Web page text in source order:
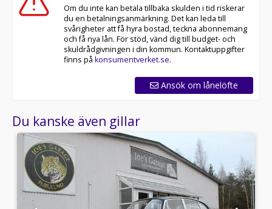
Om du inte kan betala tillbaka skulden i tid riskerar
du en betalningsanmärkning. Det kan leda till
svårigheter att få hyra bostad, teckna abonnemang
och få nya lån. För stöd, vänd dig till budget- och
skuldrådgivningen i din kommun. Kontaktuppgifter
finns på konsumentverket.se.
Ansök om lånelöfte
Du kanske även gillar